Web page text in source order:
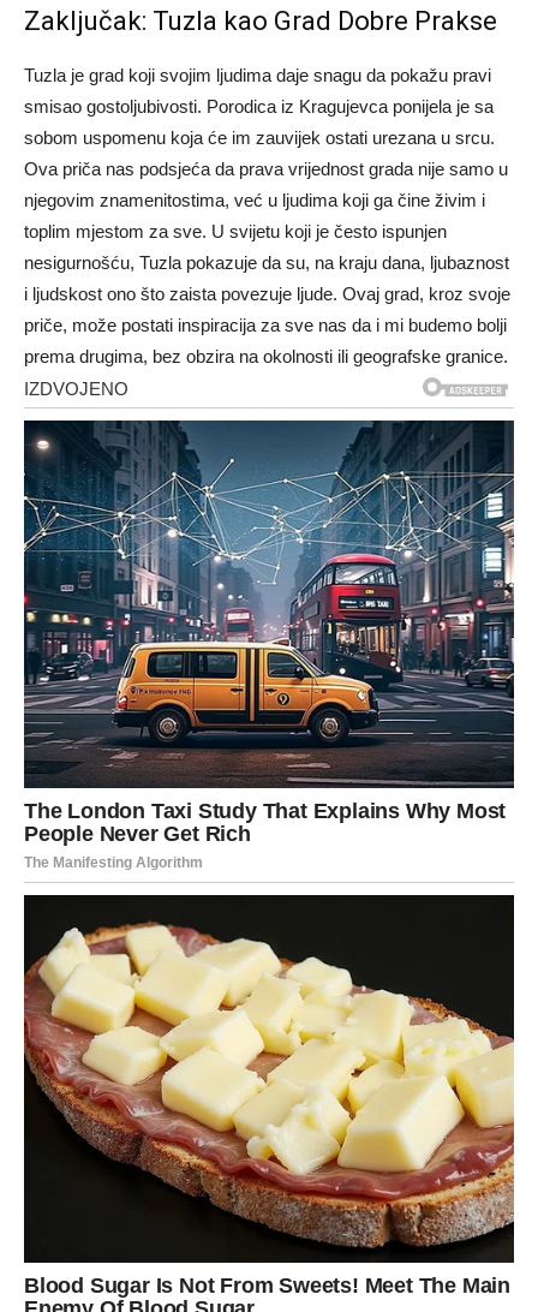
Zaključak: Tuzla kao Grad Dobre Prakse
Tuzla je grad koji svojim ljudima daje snagu da pokažu pravi
smisao gostoljubivosti. Porodica iz Kragujevca ponijela je sa
sobom uspomenu koja će im zauvijek ostati urezana u srcu.
Ova priča nas podsjeća da prava vrijednost grada nije samo u
njegovim znamenitostima, već u ljudima koji ga čine živim i
toplim mjestom za sve. U svijetu koji je često ispunjen
nesigurnošću, Tuzla pokazuje da su, na kraju dana, ljubaznost
i ljudskost ono što zaista povezuje ljude. Ovaj grad, kroz svoje
priče, može postati inspiracija za sve nas da i mi budemo bolji
prema drugima, bez obzira na okolnosti ili geografske granice.